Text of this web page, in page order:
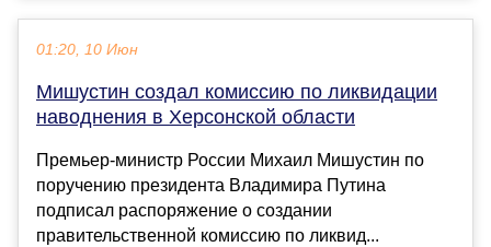
01:20, 10 Июн
Мишустин создал комиссию по ликвидации
наводнения в Херсонской области
Премьер-министр России Михаил Мишустин по
поручению президента Владимира Путина
подписал распоряжение о создании
правительственной комиссию по ликвид...